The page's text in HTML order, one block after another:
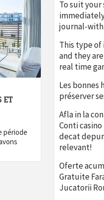
ET
période
To suit
journal-
This type
and they
real time
Les bonnes
préserver
Afla in la
Conti
decat
relevant!
Oferte
Gratuite
Jucatorii